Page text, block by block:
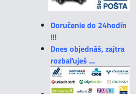
Doručenie do 24hodín
!!!
Dnes objednáš, zajtra
rozbaľuješ ...